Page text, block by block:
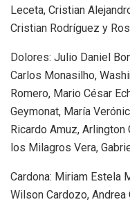
Leceta, Cristian
Cristian Rodríguez y
Dolores: Julio Daniel
Carlos Monasilho,
Romero, Mario César
Geymonat, María
Ricardo Amuz, Arlington
los Milagros Vera,
Cardona: Miriam Estela
Wilson Cardozo, Andrea